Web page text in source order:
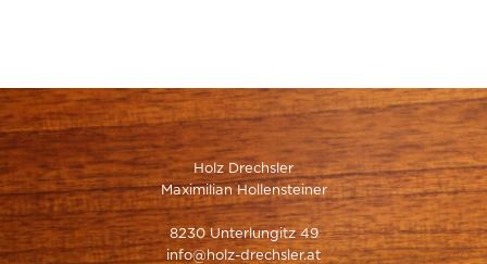
Holz Drechsler
Maximilian Hollensteiner
8230 Unterlungitz 49
info@holz-drechsler.at